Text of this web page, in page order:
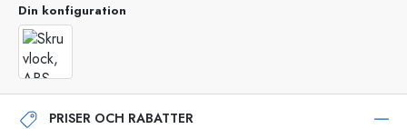
Din konfiguration
PRISER OCH RABATTER